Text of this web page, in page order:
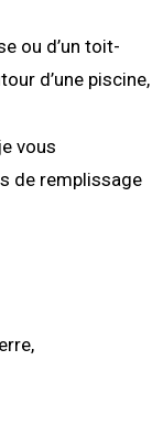
ou d’un toit-
d’une piscine,
vous
de remplissage